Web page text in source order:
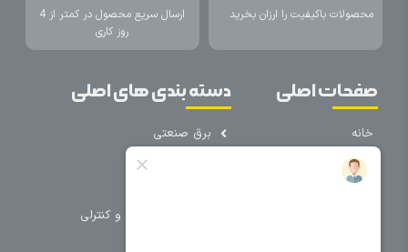
محصولات باکیفیت را ارزان بخرید
ارسال سریع محصول در کمتر از 4
روز کاری
صفحات اصلی
خانه
درباره ما
دسته بندی های اصلی
برق صنعتی
تجهیزات حفاظتی و کنترلی